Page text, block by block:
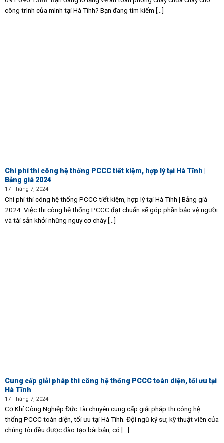
công trình của mình tại Hà Tĩnh? Bạn đang tìm kiếm [...]
Chi phí thi công hệ thống PCCC tiết kiệm, hợp lý tại Hà Tĩnh |
Bảng giá 2024
17 Tháng 7, 2024
Chi phí thi công hệ thống PCCC tiết kiệm, hợp lý tại Hà Tĩnh | Bảng giá
2024. Việc thi công hệ thống PCCC đạt chuẩn sẽ góp phần bảo vệ người
và tài sản khỏi những nguy cơ cháy [...]
Cung cấp giải pháp thi công hệ thống PCCC toàn diện, tối ưu tại
Hà Tĩnh
17 Tháng 7, 2024
Cơ Khí Công Nghiệp Đức Tài chuyên cung cấp giải pháp thi công hệ
thống PCCC toàn diện, tối ưu tại Hà Tĩnh. Đội ngũ kỹ sư, kỹ thuật viên của
chúng tôi đều được đào tạo bài bản, có [...]